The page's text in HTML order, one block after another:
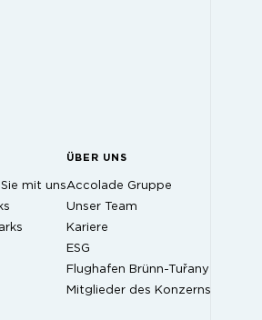
mit uns
ÜBER UNS
Accolade Gruppe
Unser Team
Kariere
ESG
Flughafen Brünn-Tuřany
Mitglieder des Konzerns